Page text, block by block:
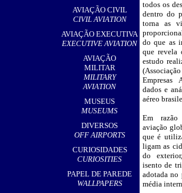
AVIAÇÃO CIVIL
CIVIL AVIATION
AVIAÇÃO EXECUTIVA
EXECUTIVE AVIATION
AVIAÇÃO
MILITAR
MILITARY
AVIATION
MUSEUS
MUSEUMS
DIVERSOS
OFF AIRPORTS
CURIOSIDADES
CURIOSITIES
PAPEL DE PAREDE
WALLPAPERS
todos os
dentro do
torna as
do que as
que revela
estudo
Empresas
dados e
aéreo
Em
aviação
que é
ligam as
do
isento de
adotada no
média